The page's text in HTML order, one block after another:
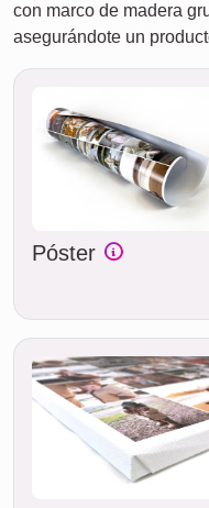
con marco de madera
asegurándote un
Póster